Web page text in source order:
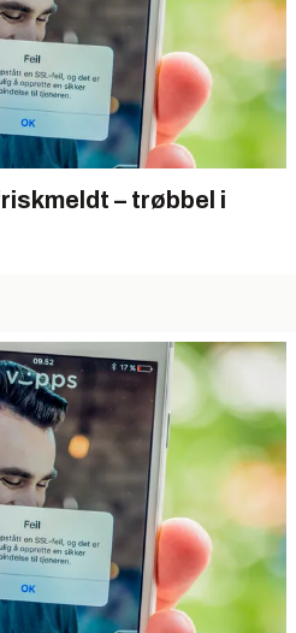
– trøbbel i